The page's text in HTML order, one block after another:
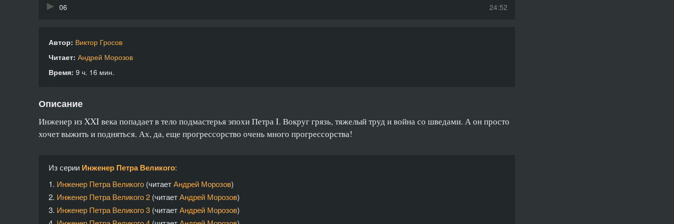
24:52
06
08
11
24:05
12
14
15
16
Автор: Виктор Гросов
Читает: Андрей Морозов
Время: 9 ч. 16 мин.
Описание
Инженер из XXI века попадает в тело подмастерья эпохи Петра I. Вокруг грязь, тяжелый труд и война со шведами. А он просто
хочет выжить и подняться. Ах, да, еще прогрессорство очень много прогрессорства!
Из серии Инженер Петра Великого:
1. Инженер Петра Великого (читаетАндрей Морозов)
2. Инженер Петра Великого 2 (читаетАндрей Морозов)
3. Инженер Петра Великого 3 (читаетАндрей Морозов)